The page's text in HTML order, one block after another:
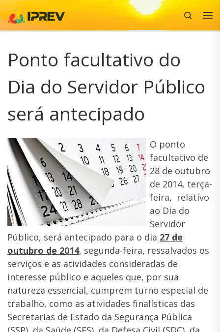
Skip to content
Search
Ponto facultativo do
Dia do Servidor Público
será antecipado
O ponto
facultativo de
28 de outubro
de 2014, terça-
feira, relativo
ao Dia do
Servidor
Público, será antecipado para o dia 27 de
outubro de 2014, segunda-feira, ressalvados os
serviços e as atividades consideradas de
interesse público e aqueles que, por sua
natureza essencial, cumprem turno especial de
trabalho, como as atividades finalísticas das
Secretarias de Estado da Segurança Pública